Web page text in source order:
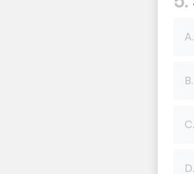
A.
B.
C.
D.